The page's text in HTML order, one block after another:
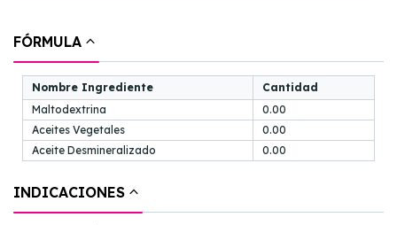
FÓRMULA
Nombre Ingrediente
Cantidad
Maltodextrina
0.00
Aceites Vegetales
0.00
Aceite Desmineralizado
0.00
INDICACIONES